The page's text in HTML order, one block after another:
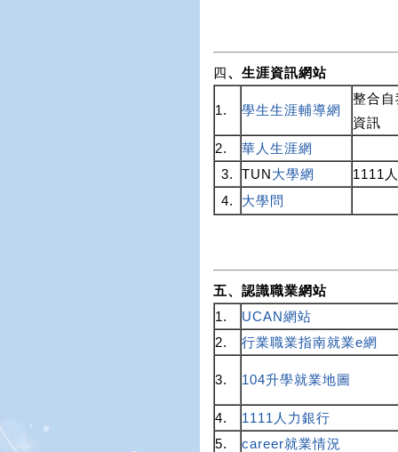
四、生涯資訊網站
1. 學生生涯輔導網
整合
資訊
2.
華人生涯網
3.
TUN大學網
1111
4.
大學問
五、認識職業網站
1.
UCAN網站
2.
行業職業指南就業e網
3. 104升學就業地圖
4.
1111人力銀行
5.
career就業情況